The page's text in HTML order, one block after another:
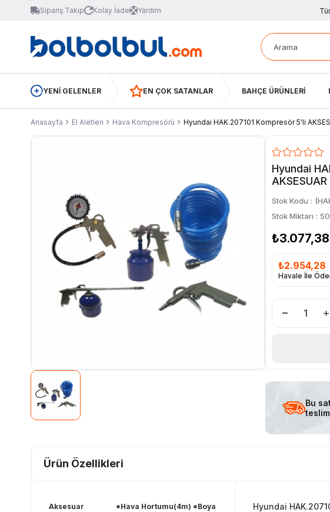
Sipariş Takip Kolay İade Yardım
YENİ GELENLER EN ÇOK SATANLAR BAHÇE ÜRÜNLERİ
Anasayfa El Aletleri Hava Kompresörü Hyundai HAK.207101 Kompresör 5'li
Hyundai
AKSESUAR
Stok Kodu
Stok Miktarı : 50
₺3.077,38
₺2.954,28
Havale İle
Bu
Ürün Özellikleri
Aksesuar
*Hava Hortumu(4m) *Boya
Hyundai